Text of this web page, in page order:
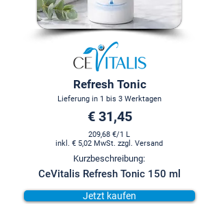
Refresh Tonic
Lieferung in 1 bis 3 Werktagen
€ 31,45
209,68 €/1 L
inkl. € 5,02 MwSt. zzgl. Versand
Kurzbeschreibung:
CeVitalis Refresh Tonic 150 ml
Jetzt kaufen